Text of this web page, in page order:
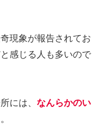
現象が報告されてお
感じる人も多いので
には、 なんらかのい